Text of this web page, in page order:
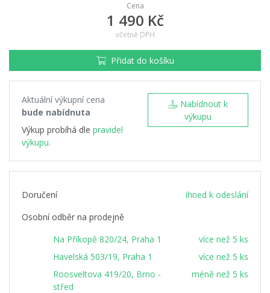
Cena
1 490 Kč
včetně DPH
Přidat do košíku
Aktuální výkupní cena
bude nabídnuta
Výkup probíhá dle pravidel
výkupu.
výkupu
Doručení
ihned k odeslání
Osobní odběr na prodejně
Na Příkopě 820/24, Praha 1
více než 5 ks
Havelská 503/19, Praha 1
více než 5 ks
Roosveltova 419/20, Brno -
střed
méně než 5 ks